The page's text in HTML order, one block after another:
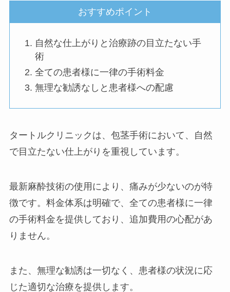
おすすめポイント
自然な仕上がりと治療跡の目立たない手
術
全ての患者様に一律の手術料金
無理な勧誘なしと患者様への配慮
タートルクリニックは、包茎手術において、自然
で目立たない仕上がりを重視しています。
最新麻酔技術の使用により、痛みが少ないのが特
徴です。料金体系は明確で、全ての患者様に一律
の手術料金を提供しており、追加費用の心配があ
りません。
また、無理な勧誘は一切なく、患者様の状況に応
じた適切な治療を提供します。